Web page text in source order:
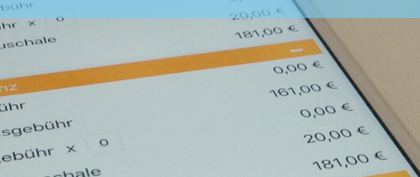
RVG STRAFRECHT APP IM DETAIL